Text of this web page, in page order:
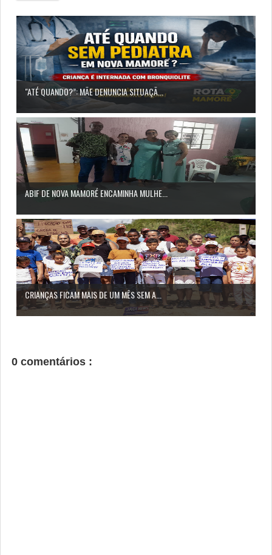
"ATÉ QUANDO?”: MÃE DENUNCIA SITUAÇÃ...
ABIF DE NOVA MAMORÉ ENCAMINHA MULHE...
CRIANÇAS FICAM MAIS DE UM MÊS SEM A...
0 comentários :